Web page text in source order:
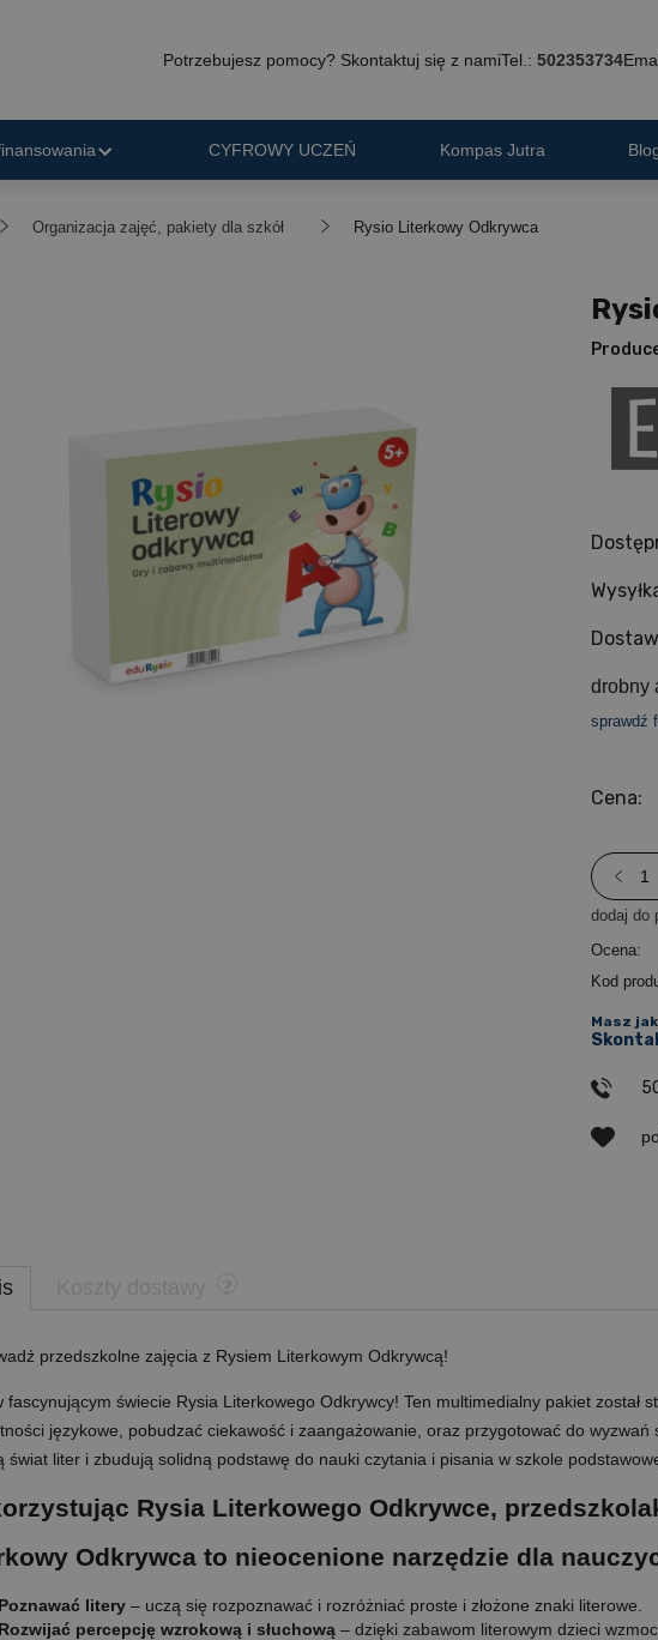
Potrzebujesz pomocy? Skontaktuj się z namiTel.: 502353734
CYFROWY UCZEŃ Kompas Jutra
Organizacja zajęć, pakiety dla szkół Rysio Literkowy Odkrywca
drobny
sprawdź
Cena:
dodaj do
Ocena:
Kod
Masz
przedszkolne zajęcia z Rysiem Literkowym Odkrywcą!
fascynującym świecie Rysia Literkowego Odkrywcy! Ten multimedialny pakiet został
językowe, pobudzać ciekawość i zaangażowanie, oraz przygotować do
świat liter i zbudują solidną podstawę do nauki czytania i pisania w szkole
Rysia Literkowego Odkrywce,
Odkrywca to nieocenione narzędzie dla
Poznawać litery – uczą się rozpoznawać i rozróżniać proste i złożone znaki literowe.
Rozwijać percepcję wzrokową i słuchową – dzięki zabawom literowym dzieci